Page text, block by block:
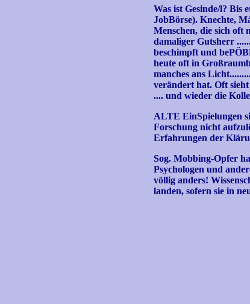
Was ist Gesinde/l? Bis
JobBörse). Knechte,
Menschen, die sich oft
damaliger Gutsherr
beschimpft und
heute oft in
manches ans
verändert hat. Oft
.... und wieder die
ALTE EinSpielungen
Forschung nicht
Erfahrungen der
Sog. Mobbing-Opfer
Psychologen und
völlig anders!
landen, sofern sie in